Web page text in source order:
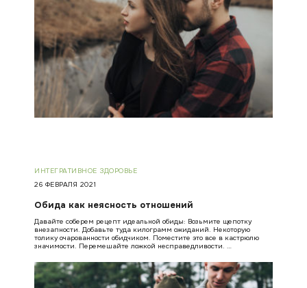
ИНТЕГРАТИВНОЕ ЗДОРОВЬЕ
26 ФЕВРАЛЯ 2021
Обида как неясность отношений
Давайте соберем рецепт идеальной обиды: Возьмите щепотку
внезапности. Добавьте туда килограмм ожиданий. Некоторую
толику очарованности обидчиком. Поместите это все в кастрюлю
значимости. Перемешайте ложкой несправедливости. …